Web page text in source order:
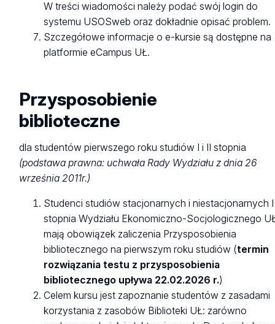
W treści wiadomości należy podać swój login do
systemu USOSweb oraz dokładnie opisać problem.
Szczegółowe informacje o e-kursie są dostępne na
platformie eCampus UŁ.
Przysposobienie
biblioteczne
dla studentów pierwszego roku studiów I i II stopnia
(podstawa prawna: uchwała Rady Wydziału z dnia 26
września 2011r.)
Studenci studiów stacjonarnych i niestacjonarnych I
stopnia Wydziału Ekonomiczno-Socjologicznego
mają obowiązek zaliczenia Przysposobienia
bibliotecznego na pierwszym roku studiów (termin
rozwiązania testu z przysposobienia
bibliotecznego upływa 22.02.2026 r.)
Celem kursu jest zapoznanie studentów z zasadami
korzystania z zasobów Biblioteki UŁ: zarówno